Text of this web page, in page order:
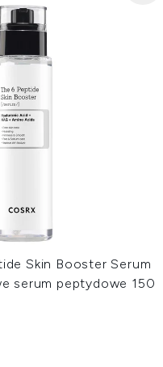
Skin Booster Serum
serum peptydowe 150